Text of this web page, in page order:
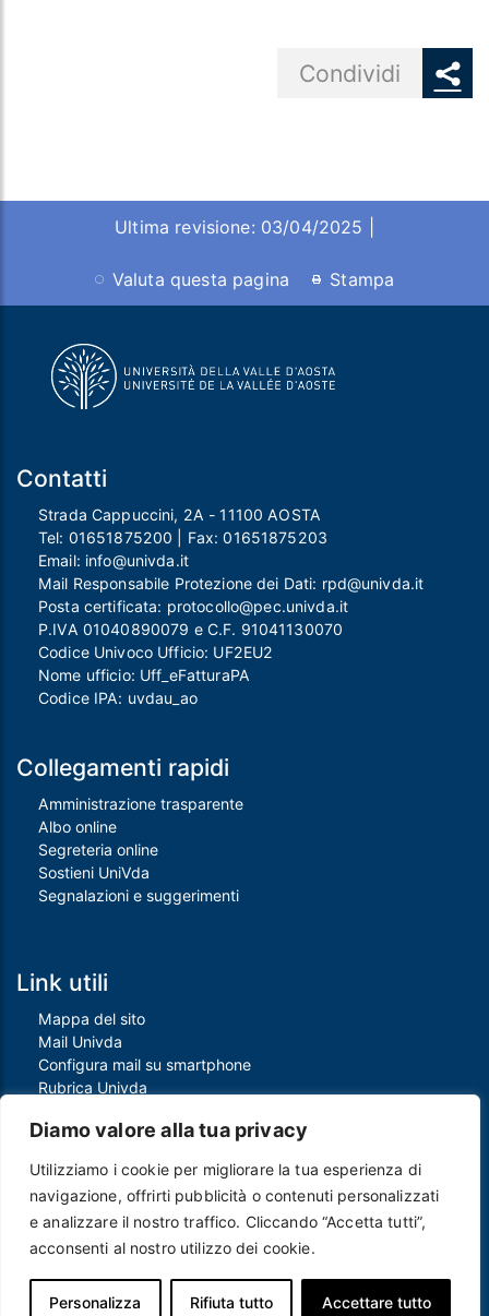
Diamo valore alla tua privacy
Utilizziamo i cookie per migliorare la tua esperienza di
navigazione, offrirti pubblicità o contenuti personalizzati
e analizzare il nostro traffico. Cliccando “Accetta tutti”,
acconsenti al nostro utilizzo dei cookie.
Personalizza Rifiuta tutto Accettare tutto
Condividi
Ultima revisione: 03/04/2025 |
Valuta questa pagina Stampa
Contatti
Strada Cappuccini, 2A - 11100 AOSTA
Tel: 01651875200 | Fax:01651875203
Email: info@univda.it
Mail Responsabile Protezione dei Dati: rpd@univda.it
Posta certificata: protocollo@pec.univda.it
P.IVA 01040890079 e C.F. 91041130070
Codice Univoco Ufficio: UF2EU2
Nome ufficio: Uff_eFatturaPA
Codice IPA: uvdau_ao
Collegamenti rapidi
Amministrazione trasparente
Albo online
Segreteria online
Sostieni UniVda
Segnalazioni e suggerimenti
Link utili
Mappa del sito
Mail Univda
Configura mail su smartphone
Rubrica Univda
Piè di pagina
Crediti
Note legali
Contatti
Privacy e Cookie policy
Protezione dei dati personali